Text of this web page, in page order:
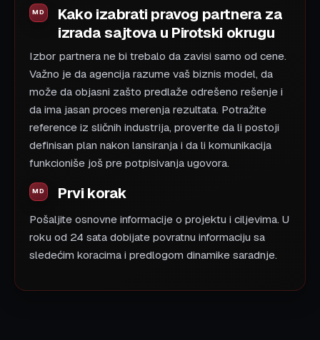
Kako izabrati pravog partnera za
izrada sajtova u Pirotski okrugu
Izbor partnera ne bi trebalo da zavisi samo od cene.
Važno je da agencija razume vaš biznis model, da
može da objasni zašto predlaže odrešeno rešenje i
da ima jasan proces merenja rezultata. Potražite
reference iz sličnih industrija, proverite da li postoji
definisan plan nakon lansiranja i da li komunikacija
funkcioniše još pre potpisivanja ugovora.
Prvi korak
Pošaljite osnovne informacije o projektu i ciljevima. U
roku od 24 sata dobijate povratnu informaciju sa
sledećim koracima i predlogom dinamike saradnje.